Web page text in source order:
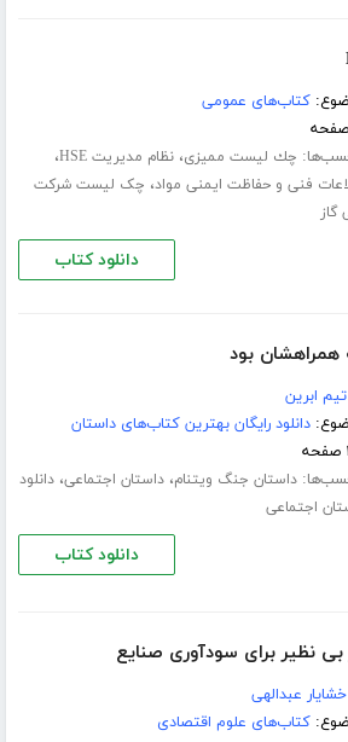
کتاب‌های عمومی
ﭼﻚ ﻟﻴﺴﺖ ﻣﻤﻴﺰی،نظام مدیریت HSE ،
فنی و حفاظت ایمنی مواد، چک لیست شرکت
گاز
دانلود کتاب
همراهشان بود
تیم ابرین
دانلود رایگان بهترین کتاب‌های داستان
داستان جنگ ویتنام،داستان اجتماعی،دانلود
اجتماعی
دانلود کتاب
بی نظیر برای سودآوری صنایع
خشایار عبدالهی
کتاب‌های علوم اقتصادی